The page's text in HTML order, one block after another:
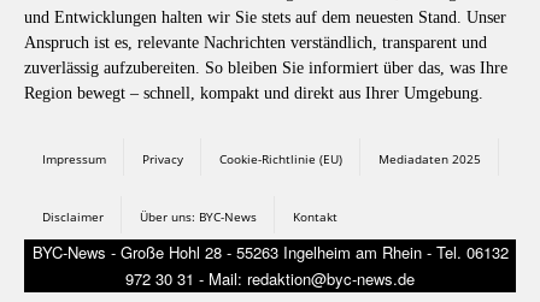
und Entwicklungen halten wir Sie stets auf dem neuesten Stand. Unser
Anspruch ist es, relevante Nachrichten verständlich, transparent und
zuverlässig aufzubereiten. So bleiben Sie informiert über das, was Ihre
Region bewegt – schnell, kompakt und direkt aus Ihrer Umgebung.
Impressum Privacy Cookie-Richtlinie (EU) Mediadaten 2025
Disclaimer Über uns: BYC-News Kontakt
BYC-News - Große Hohl 28 - 55263 Ingelheim am Rhein - Tel. 06132
972 30 31 - Mail: redaktion@byc-news.de